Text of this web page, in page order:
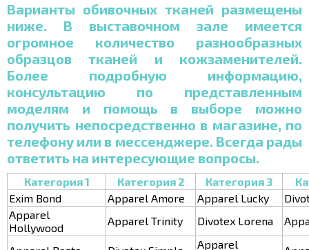
Варианты обивочных тканей размещены
ниже. В выставочном зале имеется
огромное количество разнообразных
образцов тканей и кожзаменителей.
Более подробную информацию,
консультацию по представленным
моделям и помощь в выборе можно
получить непосредственно в магазине, по
телефону или в мессенджере. Всегда рады
ответить на интересующие вопросы.
Категория 1 Категория 2 Категория 3
Exim Bond
Apparel Amore Apparel Lucky
Apparel
Hollywood
Apparel Trinity Divotex Lorena
Apparel